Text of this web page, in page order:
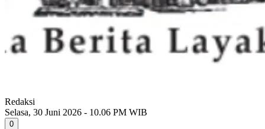
Redaksi
Selasa, 30 Juni 2026 - 10.06 PM WIB
0